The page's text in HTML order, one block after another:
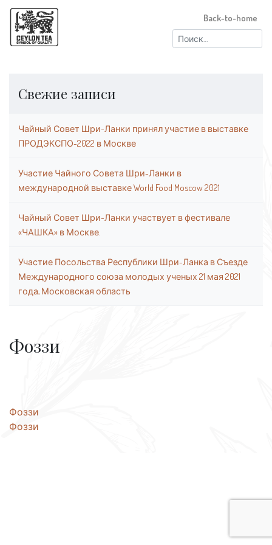
Найти:
Back-to-home
Свежие записи
Чайный Совет Шри-Ланки принял участие в выставке
ПРОДЭКСПО-2022 в Москве
Участие Чайного Совета Шри-Ланки в
международной выставке World Food Moscow 2021
Чайный Совет Шри-Ланки участвует в фестивале
«ЧАШКА» в Москве.
Участие Посольства Республики Шри-Ланка в Съезде
Международного союза молодых ученых 21 мая 2021
года, Московская область
Фоззи
Навигация
по
Фоззи
Фоззи